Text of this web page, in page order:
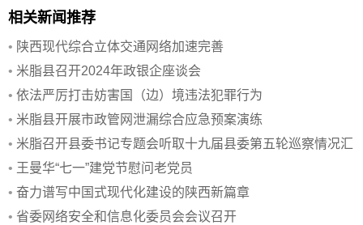
相关新闻推荐
• 陕西现代综合立体交通网络加速完善
• 米脂县召开2024年政银企座谈会
• 依法严厉打击妨害国（边）境违法犯罪行为
• 米脂县开展市政管网泄漏综合应急预案演练
• 米脂召开县委书记专题会听取十九届县委第五轮巡察情况汇
报
• 王曼华“七一”建党节慰问老党员
• 奋力谱写中国式现代化建设的陕西新篇章
• 省委网络安全和信息化委员会会议召开